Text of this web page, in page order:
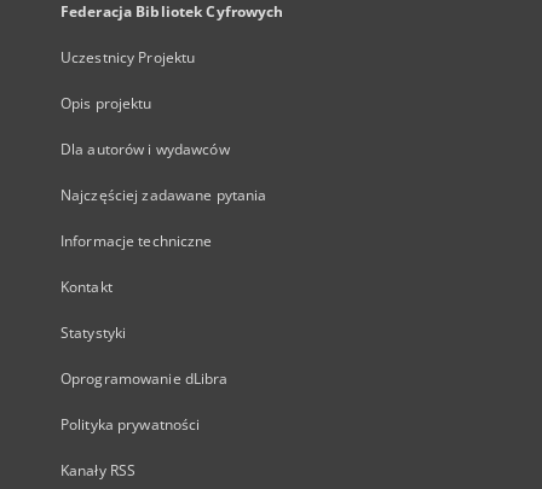
Federacja Bibliotek Cyfrowych
Uczestnicy Projektu
Opis projektu
Dla autorów i wydawców
Najczęściej zadawane pytania
Informacje techniczne
Kontakt
Statystyki
Oprogramowanie dLibra
Polityka prywatności
Kanały RSS